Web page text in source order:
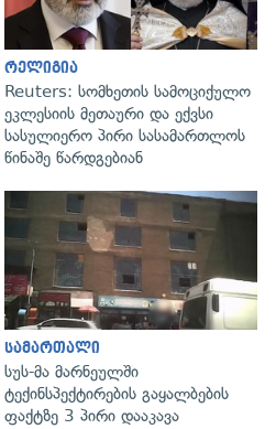
რელიგია
Reuters: სომხეთის სამოციქულო
ეკლესიის მეთაური და ექვსი
სასულიერო პირი სასამართლოს
წინაშე წარდგებიან
სამართალი
სუს-მა მარნეულში
ტექინსპექტირების გაყალბების
ფაქტზე 3 პირი დააკავა